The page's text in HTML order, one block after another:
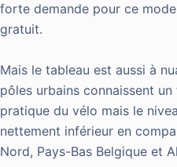
forte demande pour ce
gratuit.
Mais le tableau est aussi à
pôles urbains connaissent
pratique du vélo mais le
nettement inférieur en
Nord, Pays-Bas Belgique et